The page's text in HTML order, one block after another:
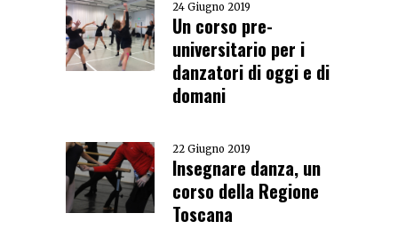
24 Giugno 2019
Un corso pre-
universitario per i
danzatori di oggi e di
domani
22 Giugno 2019
Insegnare danza, un
corso della Regione
Toscana